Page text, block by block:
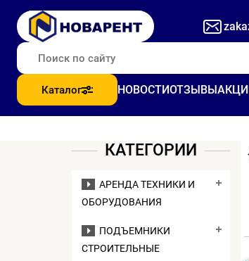
Каталог НОВОСТИОТЗЫВЫ
КАТЕГОРИИ
АРЕНДА ТЕХНИКИ И
ОБОРУДОВАНИЯ
ПОДЪЕМНИКИ
СТРОИТЕЛЬНЫЕ